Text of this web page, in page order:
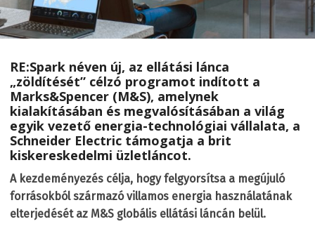
RE:Spark néven új, az ellátási lánca
„zöldítését” célzó programot indított a
Marks&Spencer (M&S), amelynek
kialakításában és megvalósításában a világ
egyik vezető energia-technológiai vállalata, a
Schneider Electric támogatja a brit
kiskereskedelmi üzletláncot.
A kezdeményezés célja, hogy felgyorsítsa a megújuló
forrásokból származó villamos energia használatának
elterjedését az M&S globális ellátási láncán belül.